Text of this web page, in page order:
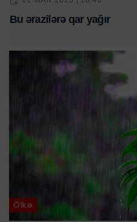
Bu ərazilərə qar yağır
Ölkə